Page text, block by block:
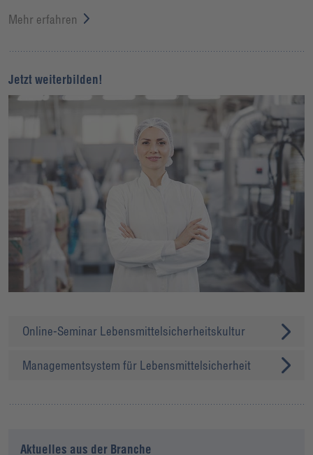
Mehr erfahren
Jetzt weiterbilden!
Online-Seminar Lebensmittelsicherheitskultur
Managementsystem für Lebensmittelsicherheit
Aktuelles aus der Branche